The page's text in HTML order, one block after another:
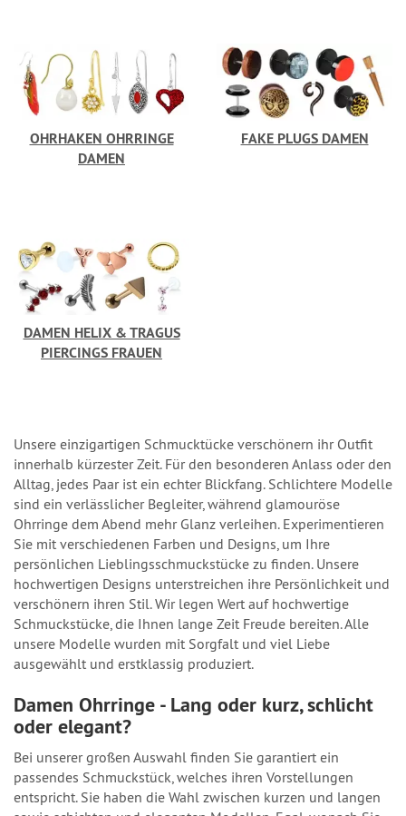
OHRHAKEN OHRRINGE
DAMEN
FAKE PLUGS DAMEN
DAMEN HELIX & TRAGUS
PIERCINGS FRAUEN
Unsere einzigartigen Schmucktücke verschönern ihr Outfit
innerhalb kürzester Zeit. Für den besonderen Anlass oder den
Alltag, jedes Paar ist ein echter Blickfang. Schlichtere Modelle
sind ein verlässlicher Begleiter, während glamouröse
Ohrringe dem Abend mehr Glanz verleihen. Experimentieren
Sie mit verschiedenen Farben und Designs, um Ihre
persönlichen Lieblingsschmuckstücke zu finden. Unsere
hochwertigen Designs unterstreichen ihre Persönlichkeit und
verschönern ihren Stil. Wir legen Wert auf hochwertige
Schmuckstücke, die Ihnen lange Zeit Freude bereiten. Alle
unsere Modelle wurden mit Sorgfalt und viel Liebe
ausgewählt und erstklassig produziert.
Damen Ohrringe - Lang oder kurz, schlicht
oder elegant?
Bei unserer großen Auswahl finden Sie garantiert ein
passendes Schmuckstück, welches ihren Vorstellungen
entspricht. Sie haben die Wahl zwischen kurzen und langen